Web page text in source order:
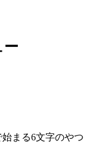
ー
始まる6文字のやつ